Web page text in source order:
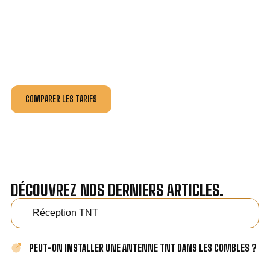
COMPARER LES TARIFS
DÉCOUVREZ NOS DERNIERS ARTICLES.
Réception TNT
PEUT-ON INSTALLER UNE ANTENNE TNT DANS LES COMBLES ?